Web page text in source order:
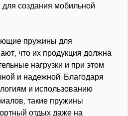
создания мобильной
пружины для
что их продукция должна
нагрузки и при этом
и надежной. Благодаря
и использованию
такие пружины
отдых даже на